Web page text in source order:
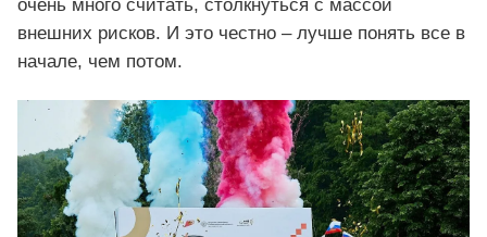
очень много считать, столкнуться с массой
внешних рисков. И это честно – лучше понять все в
начале, чем потом.